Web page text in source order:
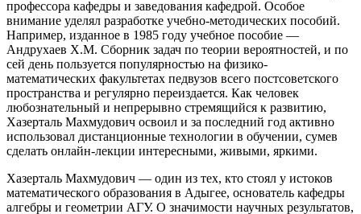
профессора кафедры и заведования кафедрой. Особое
внимание уделял разработке учебно-методических пособий.
Например, изданное в 1985 году учебное пособие —
Андрухаев Х.М. Сборник задач по теории вероятностей, и по
сей день пользуется популярностью на физико-
математических факультетах педвузов всего постсоветского
пространства и регулярно переиздается. Как человек
любознательный и непрерывно стремящийся к развитию,
Хазерталь Махмудович освоил и за последний год активно
использовал дистанционные технологии в обучении, сумев
сделать онлайн-лекции интересными, живыми, яркими.
Хазерталь Махмудович — один из тех, кто стоял у истоков
математического образования в Адыгее, основатель кафедры
алгебры и геометрии АГУ. О значимости научных результатов,